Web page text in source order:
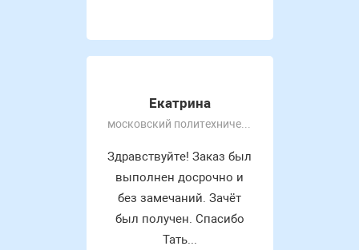
Екатрина
московский политехнический университет
Здравствуйте! Заказ был
выполнен досрочно и
без замечаний. Зачёт
был получен. Спасибо
Тать...